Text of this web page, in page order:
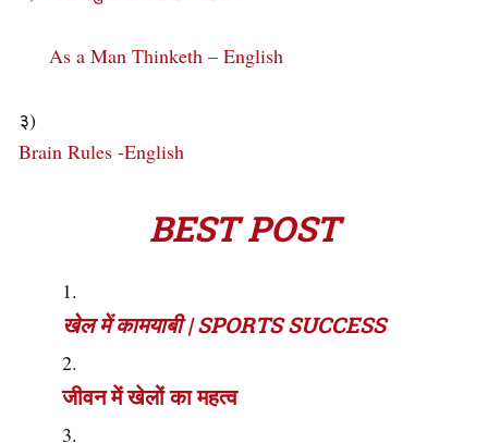
As a Man Thinketh – English
३)
Brain Rules -English
BEST POST
खेल में कामयाबी | SPORTS SUCCESS
जीवन में खेलों का महत्व